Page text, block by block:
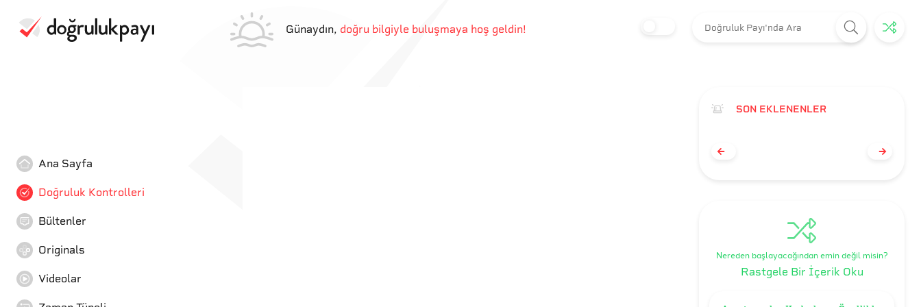
Günaydın, doğru bilgiyle buluşmaya hoş geldin!
Ana Sayfa
Doğruluk Kontrolleri
Bültenler
Originals
Videolar
SON EKLENENLER
Nereden başlayacağından emin değil misin?
Rastgele Bir İçerik Oku